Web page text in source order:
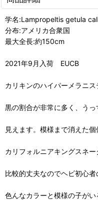
学名:Lampropeltis getula
分布:アメリカ合衆国
最大全長:約150cm
2021年9月入荷 EUCB
カリキンのハイパーメラニス
黒の割合が非常に多く、う
見えます。模様まで消えた
カリフォルニアキングスネー
比較的丈夫なのでヘビ初心者
色んなカラーと模様の子が